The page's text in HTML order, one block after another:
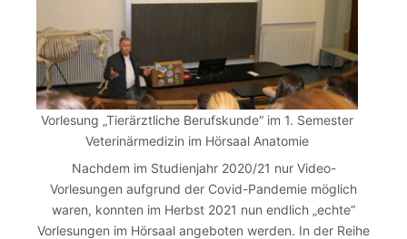
Vorlesung „Tierärztliche Berufskunde“ im 1. Semester
Veterinärmedizin im Hörsaal Anatomie
Nachdem im Studienjahr 2020/21 nur Video-
Vorlesungen aufgrund der Covid-Pandemie möglich
waren, konnten im Herbst 2021 nun endlich „echte“
Vorlesungen im Hörsaal angeboten werden. In der Reihe